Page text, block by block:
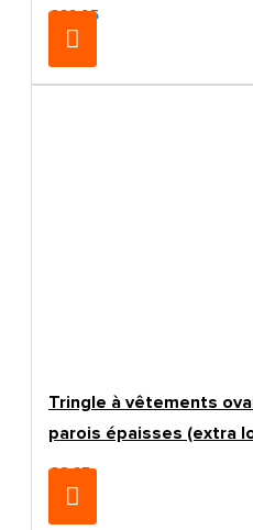
€32.95
Tringle à vêtements
parois épaisses (extra
€8.25